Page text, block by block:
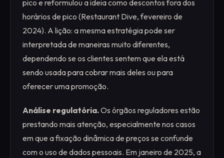
pico e reformulou a ideia como descontos fora dos
horários de pico (Restaurant Dive, fevereiro de
2024). A lição: a mesma estratégia pode ser
interpretada de maneiras muito diferentes,
dependendo se os clientes sentem que ela está
sendo usada para cobrar mais deles ou para
oferecer uma promoção.
Análise regulatória.Os órgãos reguladores estão
prestando mais atenção, especialmente nos casos
em que a fixação dinâmica de preços se confunde
com o uso de dados pessoais. Em janeiro de 2025, a